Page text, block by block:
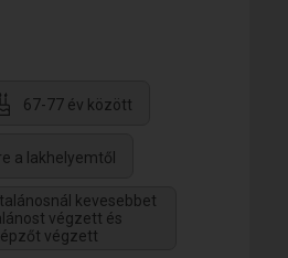
67-77 év között
a lakhelyemtől
kevesebbet
végzett és
végzett